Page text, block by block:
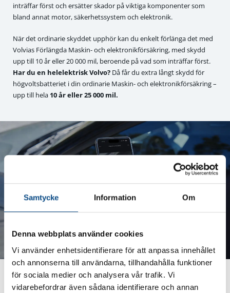
Samtycke Information Om
Denna webbplats använder cookies
Vi använder enhetsidentifierare för att anpassa innehållet
och annonserna till användarna, tillhandahålla funktioner
för sociala medier och analysera vår trafik. Vi
vidarebefordrar även sådana identifierare och annan
inträffar först och ersätter skador på viktiga komponenter som
bland annat motor, säkerhetssystem och elektronik.
När det ordinarie skyddet upphör kan du enkelt förlänga det med
Volvias Förlängda Maskin- och elektronikförsäkring, med skydd
upp till 10 år eller 20 000 mil, beroende på vad som inträffar först.
Har du en helelektrisk Volvo? Då får du extra långt skydd för
högvoltsbatteriet i din ordinarie Maskin- och elektronikförsäkring –
upp till hela 10 år eller 25 000 mil.
Tryggt, enkelt och anpassat för dig